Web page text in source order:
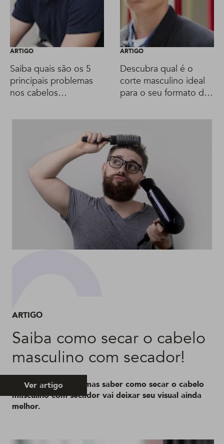
ARTIGO
Saiba quais são os 5
principais problemas
nos cabelos
ARTIGO
Descubra qual é o
corte masculino ideal
para o seu formato de
ARTIGO
Saiba como secar o cabelo
masculino com secador!
Pode não parecer, mas saber como secar o cabelo
masculino com secador vai deixar seu visual ainda
melhor.
Ver artigo